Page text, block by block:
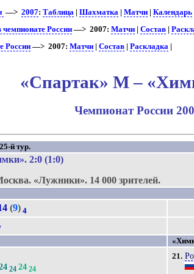
—>2007:Таблица |Шахматка |Матчи |Календарь
России —> 2007:Матчи |Состав |
России —> 2007:Матчи |Состав |Раскладка |
«Спартак» М –
Чемпионат России
й тур.
. 2:0 (1:0)
«Лужники». 14 000 зрителей.
(9) 4
24 24 24
21.